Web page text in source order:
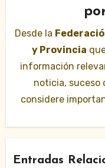
Desde la
y Provincia
información
noticia,
considere
Entradas